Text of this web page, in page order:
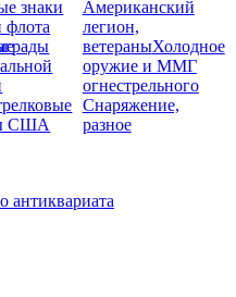
знаки
флота
США
Американский
легион,
ветераныХолодное
оружие и ММГ
огнестрельного
Снаряжение,
разное
антиквариата